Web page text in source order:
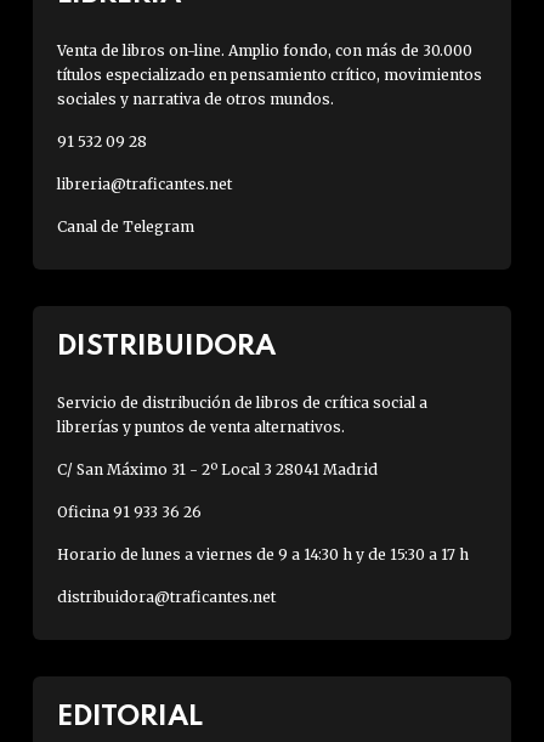
Venta de libros on-line. Amplio fondo, con más de 30.000
títulos especializado en pensamiento crítico, movimientos
sociales y narrativa de otros mundos.
91 532 09 28
libreria@traficantes.net
Canal de Telegram
DISTRIBUIDORA
Servicio de distribución de libros de crítica social a
librerías y puntos de venta alternativos.
C/ San Máximo 31 - 2º Local 3 28041 Madrid
Oficina 91 933 36 26
Horario de lunes a viernes de 9 a 14:30 h y de 15:30 a 17 h
distribuidora@traficantes.net
EDITORIAL